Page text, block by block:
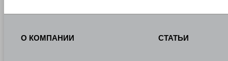
О КОМПАНИИ СТАТЬИ